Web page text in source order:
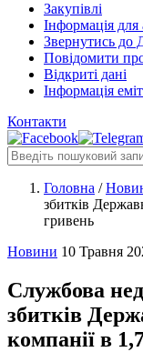
Закупівлі
Інформація для
Звернутись
Повідомити
Відкриті дані
Інформація
Контакти
Головна /
збитків
гривень
Новини 10 Травня
Службова
збитків
компанії в